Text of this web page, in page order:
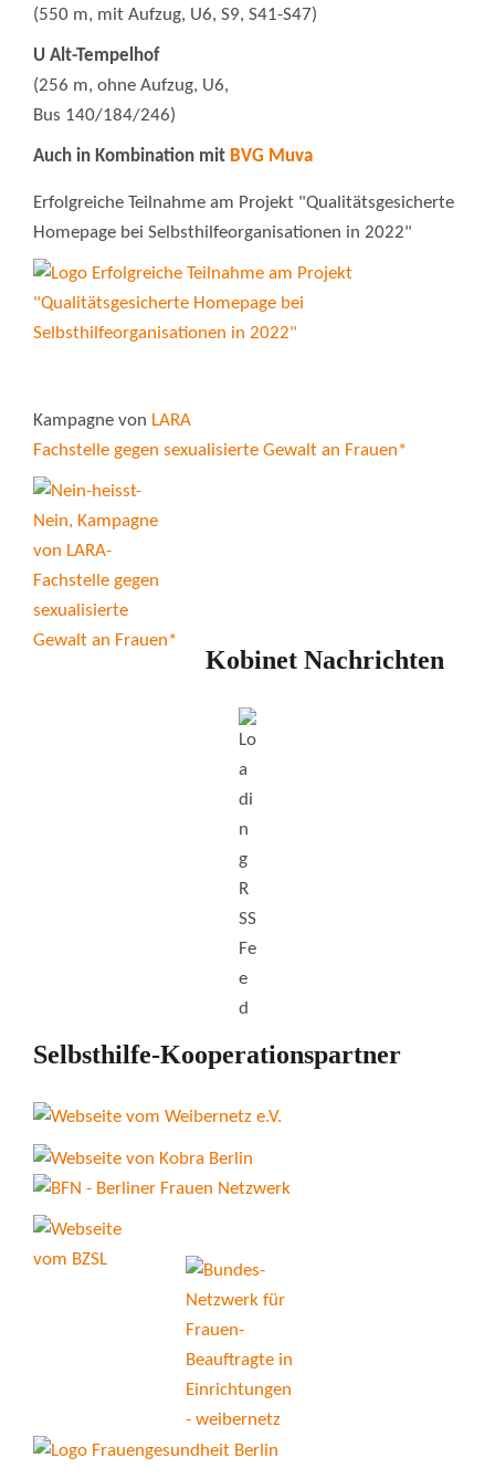
(550 m, mit Aufzug, U6, S9, S41-S47)
U Alt-Tempelhof
(256 m, ohne Aufzug, U6,
Bus 140/184/246)
Auch in Kombination mit BVG Muva
Erfolgreiche Teilnahme am Projekt "Qualitätsgesicherte
Homepage bei Selbsthilfeorganisationen in 2022"
Kampagne von LARA
Fachstelle gegen sexualisierte Gewalt an Frauen*
Kobinet Nachrichten
Selbsthilfe-Kooperationspartner